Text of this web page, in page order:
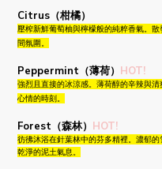
Citrus（柑橘）
壓榨新鮮葡萄柚與檸檬般的純粹香氣。
間氛圍。
Peppermint（薄荷） HOT!
強烈且直接的冰涼感。薄荷醇的辛辣與
心情的時刻。
Forest（森林） HOT!
彷彿沐浴在針葉林中的芬多精裡。濃郁
乾淨的泥土氣息。